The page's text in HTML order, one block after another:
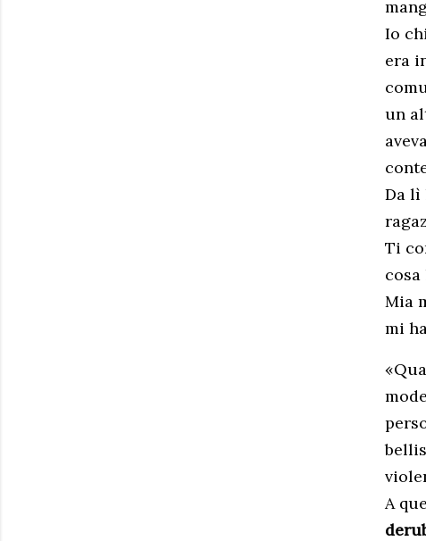
Io
era
un
Da lì
Ti
Mia
mi
A